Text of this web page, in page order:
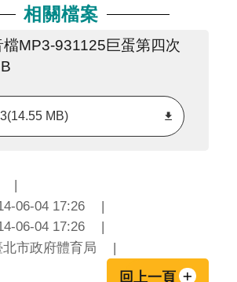
相關檔案
MP3-931125巨蛋第四次
MB)
06-04 17:26
06-04 17:26
市政府體育局
回上一頁